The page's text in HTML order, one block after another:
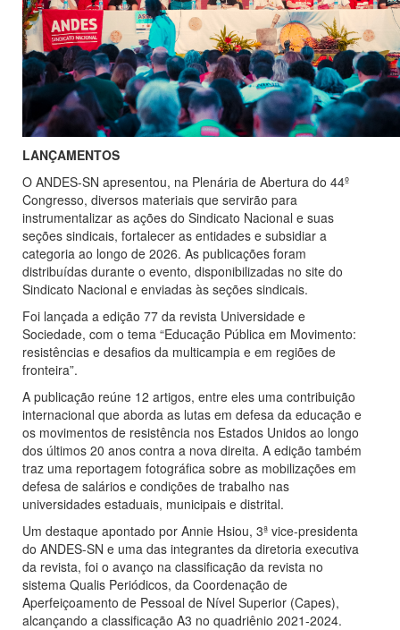
LANÇAMENTOS
O ANDES-SN apresentou, na Plenária de Abertura do 44º
Congresso, diversos materiais que servirão para
instrumentalizar as ações do Sindicato Nacional e suas
seções sindicais, fortalecer as entidades e subsidiar a
categoria ao longo de 2026. As publicações foram
distribuídas durante o evento, disponibilizadas no site do
Sindicato Nacional e enviadas às seções sindicais.
Foi lançada a edição 77 da revista Universidade e
Sociedade, com o tema “Educação Pública em Movimento:
resistências e desafios da multicampia e em regiões de
fronteira”.
A publicação reúne 12 artigos, entre eles uma contribuição
internacional que aborda as lutas em defesa da educação e
os movimentos de resistência nos Estados Unidos ao longo
dos últimos 20 anos contra a nova direita. A edição também
traz uma reportagem fotográfica sobre as mobilizações em
defesa de salários e condições de trabalho nas
universidades estaduais, municipais e distrital.
Um destaque apontado por Annie Hsiou, 3ª vice-presidenta
do ANDES-SN e uma das integrantes da diretoria executiva
da revista, foi o avanço na classificação da revista no
sistema Qualis Periódicos, da Coordenação de
Aperfeiçoamento de Pessoal de Nível Superior (Capes),
alcançando a classificação A3 no quadriênio 2021-2024.